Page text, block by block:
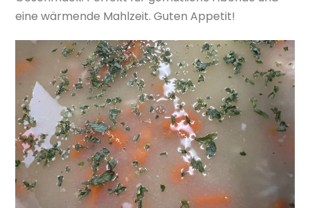
eine wärmende Mahlzeit. Guten Appetit!